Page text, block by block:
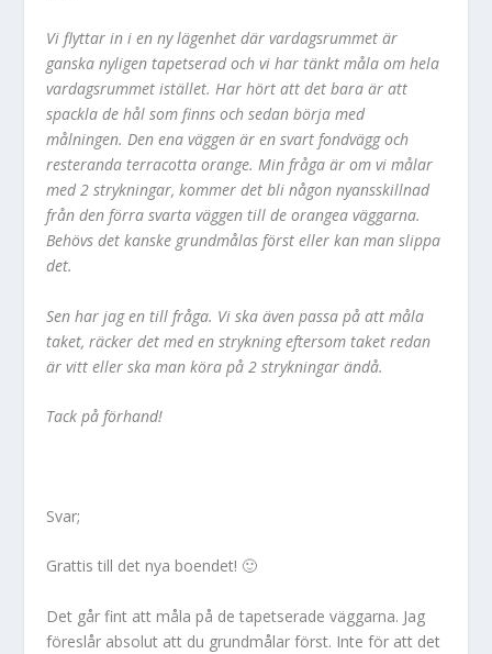
Vi flyttar in i en ny lägenhet där vardagsrummet är
ganska nyligen tapetserad och vi har tänkt måla om hela
vardagsrummet istället. Har hört att det bara är att
spackla de hål som finns och sedan börja med
målningen. Den ena väggen är en svart fondvägg och
resteranda terracotta orange. Min fråga är om vi målar
med 2 strykningar, kommer det bli någon nyansskillnad
från den förra svarta väggen till de orangea väggarna.
Behövs det kanske grundmålas först eller kan man slippa
det.
Sen har jag en till fråga. Vi ska även passa på att måla
taket, räcker det med en strykning eftersom taket redan
är vitt eller ska man köra på 2 strykningar ändå.
Tack på förhand!
Svar;
Grattis till det nya boendet! 🙂
Det går fint att måla på de tapetserade väggarna. Jag
föreslår absolut att du grundmålar först. Inte för att det